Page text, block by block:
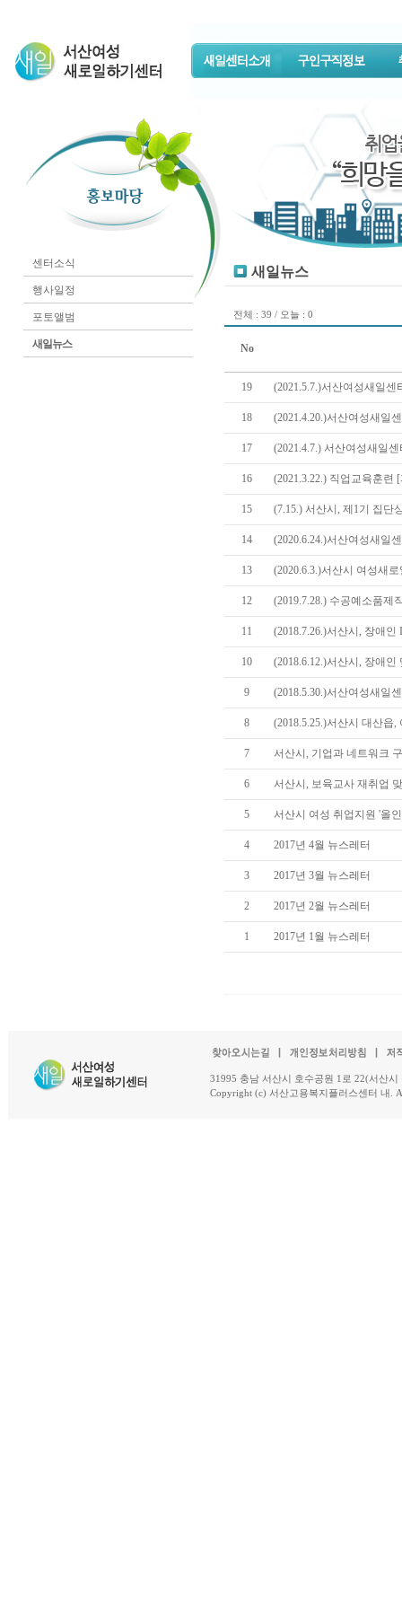
센터소식
행사일정
포토앨범
새일뉴스
새일뉴스
전체 : 39 / 오늘 : 0
No
19 (2021.5.7.)서산여성새일
18 (2021.4.20.)서산여성새일
17 (2021.4.7.) 서산여성새일
16 (2021.3.22.) 직업교육훈련
15 (7.15.) 서산시, 제1기 집단
14 (2020.6.24.)서산여성새일
13 (2020.6.3.)서산시 여성새
12 (2019.7.28.) 수공예소품제
11 (2018.7.26.)서산시, 장애
10 (2018.6.12.)서산시, 장애
9 (2018.5.30.)서산여성새일
8 (2018.5.25.)서산시 대산읍
7 서산시, 기업과 네트워크
6 서산시, 보육교사 재취업
5 서산시 여성 취업지원 '올
4 2017년 4월 뉴스레터
3 2017년 3월 뉴스레터
2 2017년 2월 뉴스레터
1 2017년 1월 뉴스레터
31995 충남 서산시 호수공원 1로 22(서산
Copyright (c) 서산고용복지플러스센터 내.